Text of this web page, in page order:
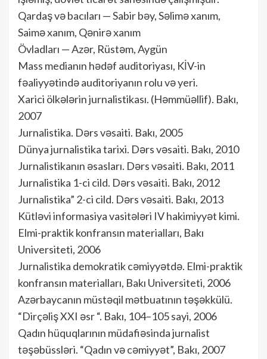
Qardaş və bacıları — Sabir bəy, Səlimə xanım,
Saimə xanım, Qənirə xanım
Övladları — Azər, Rüstəm, Aygün
Mass medianın hədəf auditoriyası, KİV-in
fəaliyyətində auditoriyanın rolu və yeri.
Xarici ölkələrin jurnalistikası. (Həmmüəllif). Bakı,
2007
Jurnalistika. Dərs vəsaiti. Bakı, 2005
Dünya jurnalistika tarixi. Dərs vəsaiti. Bakı, 2010
Jurnalistikanın əsasları. Dərs vəsaiti. Bakı, 2011
Jurnalistika 1-ci cild. Dərs vəsaiti. Bakı, 2012
Jurnalistika” 2-ci cild. Dərs vəsaiti. Bakı, 2013
Kütləvi informasiya vasitələri IV hakimiyyət kimi.
Elmi-praktik konfransın materialları, Bakı
Universiteti, 2006
Jurnalistika demokratik cəmiyyətdə. Elmi-praktik
konfransın materialları, Bakı Universiteti, 2006
Azərbaycanın müstəqil mətbuatının təşəkkülü.
“Dirçəliş XXI əsr “. Bakı, 104–105 sayi, 2006
Qadın hüquqlarının müdafiəsinda jurnalist
təşəbüssləri. “Qadın və cəmiyyət”, Bakı, 2007